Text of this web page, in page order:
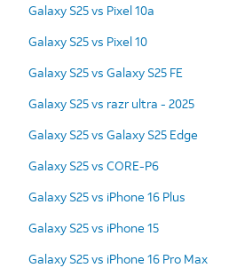
Galaxy S25 vs Pixel 10a
Galaxy S25 vs Pixel 10
Galaxy S25 vs Galaxy S25 FE
Galaxy S25 vs razr ultra - 2025
Galaxy S25 vs Galaxy S25 Edge
Galaxy S25 vs CORE-P6
Galaxy S25 vs iPhone 16 Plus
Galaxy S25 vs iPhone 15
Galaxy S25 vs iPhone 16 Pro Max